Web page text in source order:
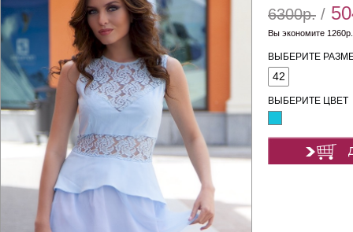
6300р. /
Вы экономите 1260р.
ВЫБЕРИТЕ
42
ВЫБЕРИТЕ ЦВЕТ